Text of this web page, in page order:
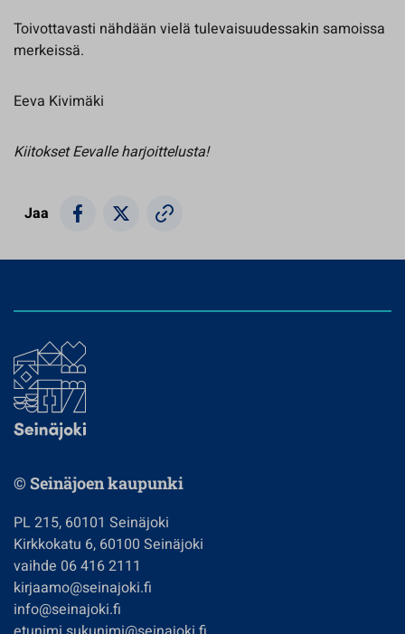
Toivottavasti nähdään vielä tulevaisuudessakin samoissa
merkeissä.
Eeva Kivimäki
Kiitokset Eevalle harjoittelusta!
Jaa
© Seinäjoen kaupunki
PL 215, 60101 Seinäjoki
Kirkkokatu 6, 60100 Seinäjoki
vaihde 06 416 2111
kirjaamo@seinajoki.fi
info@seinajoki.fi